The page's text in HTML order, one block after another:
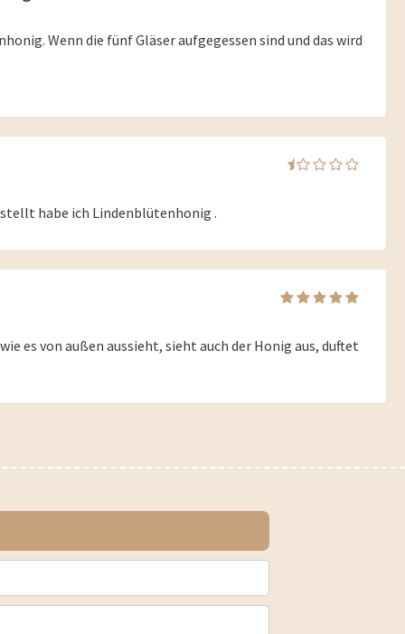
Wenn die fünf Gläser aufgegessen sind und das wird
habe ich Lindenblütenhonig .
es von außen aussieht, sieht auch der Honig aus, duftet